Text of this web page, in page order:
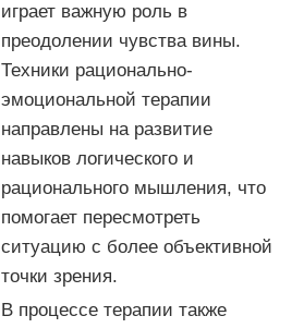
играет важную роль в
преодолении чувства вины.
Техники рационально-
эмоциональной терапии
направлены на развитие
навыков логического и
рационального мышления, что
помогает пересмотреть
ситуацию с более объективной
точки зрения.
В процессе терапии также